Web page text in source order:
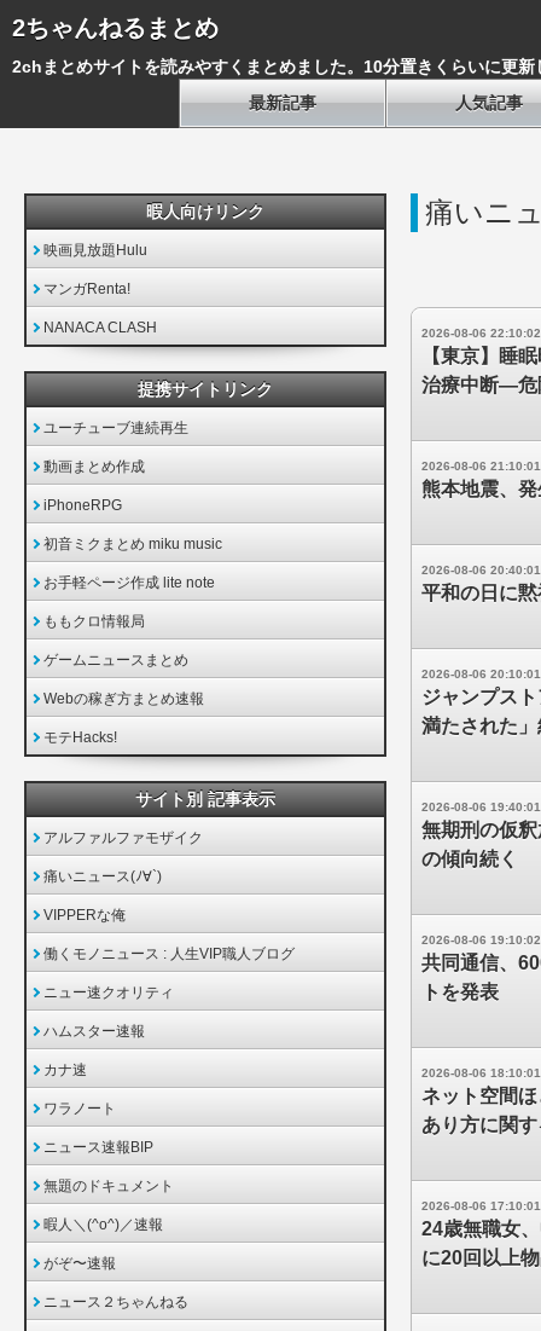
2ちゃんねるまとめ
2chまとめサイトを読みやすくまとめました。10分置きくらいに更新
最新記事
人気記事
痛いニ
2026-08-06 22:10:02
【東京】睡
治療中断―危
2026-08-06 21:10:01
熊本地震、
2026-08-06 20:40:01
平和の日に
2026-08-06 20:10:01
ジャンプス
満たされた
2026-08-06 19:40:01
無期刑の仮
の傾向続く
2026-08-06 19:10:02
共同通信、
トを発表
2026-08-06 18:10:01
ネット空間
あり方に関
2026-08-06 17:10:01
24歳無職女
に20回以上
暇人向けリンク
映画見放題Hulu
マンガRenta!
NANACA CLASH
提携サイトリンク
ユーチューブ連続再生
動画まとめ作成
iPhoneRPG
初音ミクまとめ miku music
お手軽ページ作成 lite note
ももクロ情報局
ゲームニュースまとめ
Webの稼ぎ方まとめ速報
モテHacks!
サイト別 記事表示
アルファルファモザイク
痛いニュース(ﾉ∀`)
VIPPERな俺
働くモノニュース : 人生VIP職人ブログ
ニュー速クオリティ
ハムスター速報
カナ速
ワラノート
ニュース速報BIP
無題のドキュメント
暇人＼(^o^)／速報
がぞ〜速報
ニュース２ちゃんねる